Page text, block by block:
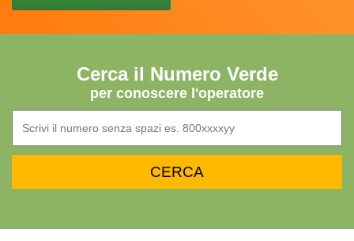
Cerca il Numero Verde
per conoscere l'operatore